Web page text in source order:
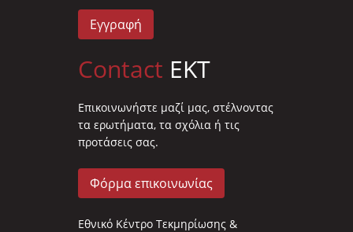
Εγγραφή
Contact EKT
Επικοινωνήστε μαζί μας, στέλνοντας
τα ερωτήματα, τα σχόλια ή τις
προτάσεις σας.
Φόρμα επικοινωνίας
Εθνικό Κέντρο Τεκμηρίωσης &